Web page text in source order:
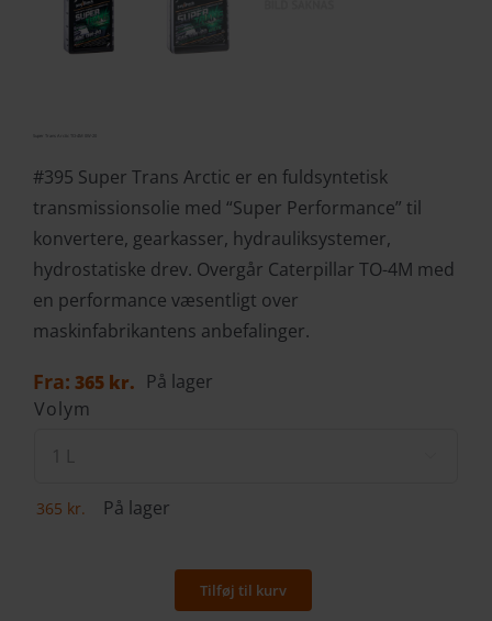
Super Trans Arctic TO-4M 0W-20
#395 Super Trans Arctic er en fuldsyntetisk
transmissionsolie med “Super Performance” til
konvertere, gearkasser, hydrauliksystemer,
hydrostatiske drev. Overgår Caterpillar TO-4M med
en performance væsentligt over
maskinfabrikantens anbefalinger.
Fra: 365 kr. På lager
Volym
365 kr. På lager
Tilføj til kurv